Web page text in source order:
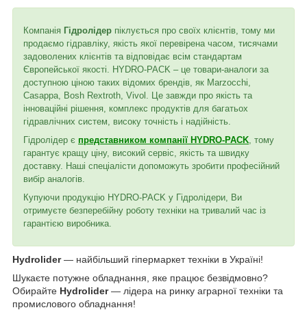
Компанія Гідролідер піклується про своїх клієнтів, тому ми
продаємо гідравліку, якість якої перевірена часом, тисячами
задоволених клієнтів та відповідає всім стандартам
Європейської якості. HYDRO-PACK – це товари-аналоги за
доступною ціною таких відомих брендів, як Marzocchi,
Casappa, Bosh Rextroth, Vivol. Це завжди про якість та
інноваційні рішення, комплекс продуктів для багатьох
гідравлічних систем, високу точність і надійність.
Гідролідер є представником компанії HYDRO-PACK , тому
гарантує кращу ціну, високий сервіс, якість та швидку
доставку. Наші спеціалісти допоможуть зробити професійний
вибір аналогів.
Купуючи продукцію HYDRO-PACK у Гідролідери, Ви
отримуєте безперебійну роботу техніки на тривалий час із
гарантією виробника.
Hydrolider— найбільший гіпермаркет техніки в Україні!
Шукаєте потужне обладнання, яке працює безвідмовно?
Обирайте Hydrolider— лідера на ринку аграрної техніки та
промислового обладнання!